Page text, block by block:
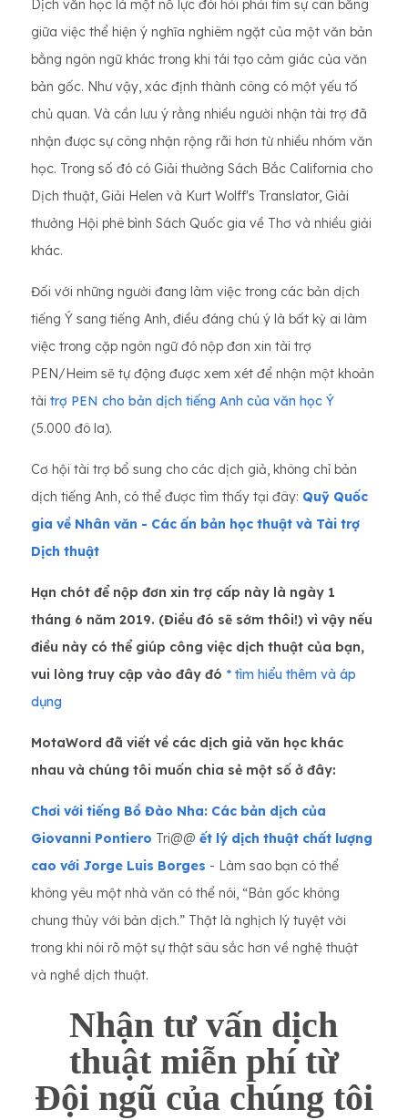
Dịch văn học là một nỗ lực đòi hỏi phải tìm sự cân bằng
giữa việc thể hiện ý nghĩa nghiêm ngặt của một văn bản
bằng ngôn ngữ khác trong khi tái tạo cảm giác của văn
bản gốc. Như vậy, xác định thành công có một yếu tố
chủ quan. Và cần lưu ý rằng nhiều người nhận tài trợ đã
nhận được sự công nhận rộng rãi hơn từ nhiều nhóm văn
học. Trong số đó có Giải thưởng Sách Bắc California cho
Dịch thuật, Giải Helen và Kurt Wolff's Translator, Giải
thưởng Hội phê bình Sách Quốc gia về Thơ và nhiều giải
khác.
Đối với những người đang làm việc trong các bản dịch
tiếng Ý sang tiếng Anh, điều đáng chú ý là bất kỳ ai làm
việc trong cặp ngôn ngữ đó nộp đơn xin tài trợ
PEN/Heim sẽ tự động được xem xét để nhận một khoản
tài trợ PEN cho bản dịch tiếng Anh của văn học Ý
(5.000 đô la).
Cơ hội tài trợ bổ sung cho các dịch giả, không chỉ bản
dịch tiếng Anh, có thể được tìm thấy tại đây: Quỹ Quốc
gia về Nhân văn - Các ấn bản học thuật và Tài trợ
Dịch thuật
Hạn chót để nộp đơn xin trợ cấp này là ngày 1
tháng 6 năm 2019. (Điều đó sẽ sớm thôi!) vì vậy nếu
điều này có thể giúp công việc dịch thuật của bạn,
vui lòng truy cập vào đây đó * tìm hiểu thêm và áp
dụng
MotaWord đã viết về các dịch giả văn học khác
nhau và chúng tôi muốn chia sẻ một số ở đây:
Chơi với tiếng Bồ Đào Nha: Các bản dịch của
Giovanni Pontiero Tri@@ ết lý dịch thuật chất lượng
cao với Jorge Luis Borges - Làm sao bạn có thể
không yêu một nhà văn có thể nói, “Bản gốc không
chung thủy với bản dịch.” Thật là nghịch lý tuyệt vời
trong khi nói rõ một sự thật sâu sắc hơn về nghệ thuật
và nghề dịch thuật.
Nhận tư vấn dịch
thuật miễn phí từ
Đội ngũ của chúng tôi